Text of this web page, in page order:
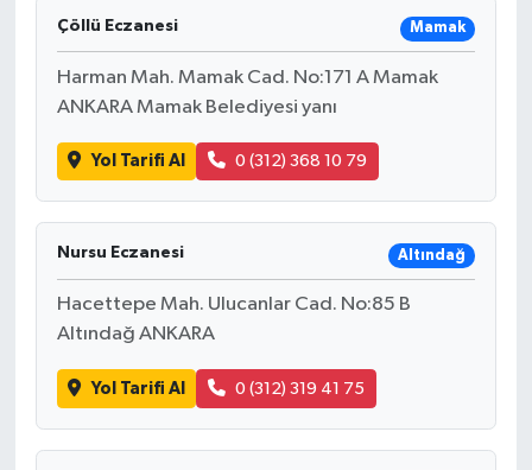
Çöllü Eczanesi Mamak
Harman Mah. Mamak Cad. No:171 A Mamak
ANKARA Mamak Belediyesi yanı
Yol Tarifi Al 0 (312) 368 10 79
Nursu Eczanesi Altındağ
Hacettepe Mah. Ulucanlar Cad. No:85 B
Altındağ ANKARA
Yol Tarifi Al 0 (312) 319 41 75